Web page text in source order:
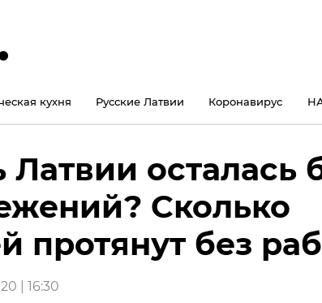
кухня Русские Латвии Коронавирус
Латвии осталась
Сколько
протянут без
| 16:30